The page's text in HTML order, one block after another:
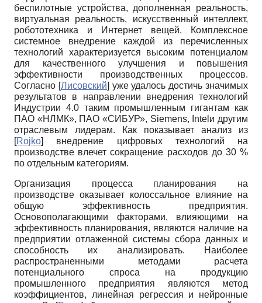
беспилотные устройства, дополненная реальность,
виртуальная реальность, искусственный интеллект,
робототехника и Интернет вещей. Комплексное
системное внедрение каждой из перечисленных
технологий характеризуется высоким потенциалом
для качественного улучшения и повышения
эффективности производственных процессов.
Согласно [Лисовский] уже удалось достичь значимых
результатов в направлении внедрения технологий
Индустрии 4.0 таким промышленным гигантам как
ПАО «НЛМК», ПАО «СИБУР», Siemens, Intelи другим
отраслевым лидерам. Как показывает анализ из
[Rojko]
внедрение цифровых технологий на
производстве влечет сокращение расходов до 30 %
по отдельным категориям.
Организация процесса планирования на
производстве оказывает колоссальное влияние на
общую эффективность предприятия.
Основополагающими факторами, влияющими на
эффективность планирования, являются наличие на
предприятии отлаженной системы сбора данных и
способность их анализировать. Наиболее
распространенными методами расчета
потенциального спроса на продукцию
промышленного предприятия являются метод
коэффициентов, линейная регрессия и нейронные